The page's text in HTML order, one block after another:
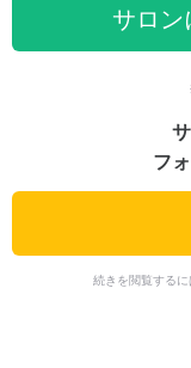
サロン
フ
続きを閲覧するに